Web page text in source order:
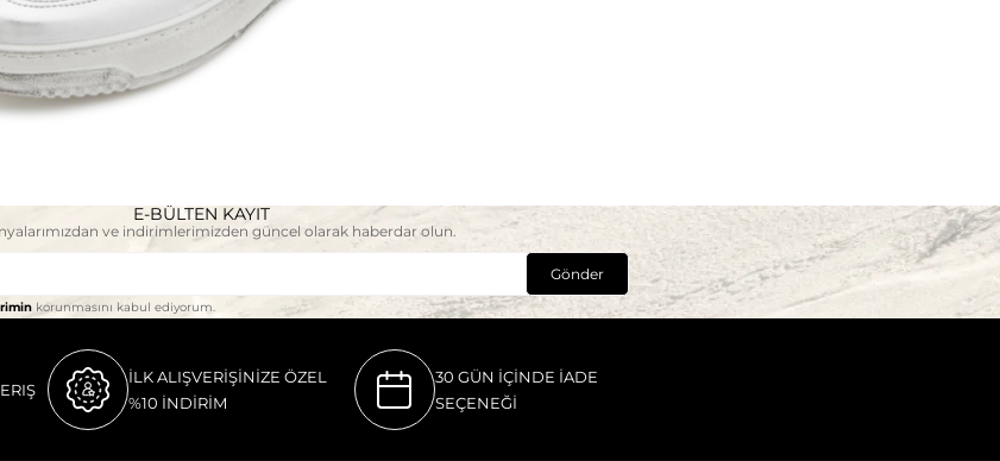
E-BÜLTEN KAYIT
ve indirimlerimizden güncel olarak haberdar olun.
Gönder
korunmasını kabul ediyorum.
İLK ALIŞVERİŞİNİZE ÖZEL
%10 İNDİRİM
30 GÜN İÇİNDE İADE
SEÇENEĞİ